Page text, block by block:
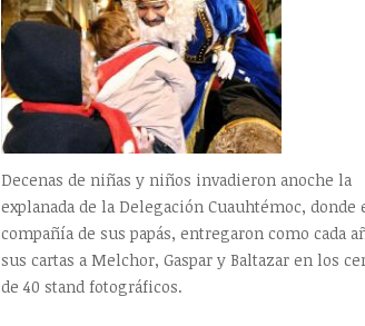
Decenas de niñas y niños invadieron anoche la
explanada de la Delegación Cuauhtémoc, donde
compañía de sus papás, entregaron como cada
sus cartas a Melchor, Gaspar y Baltazar en los
de 40 stand fotográficos.